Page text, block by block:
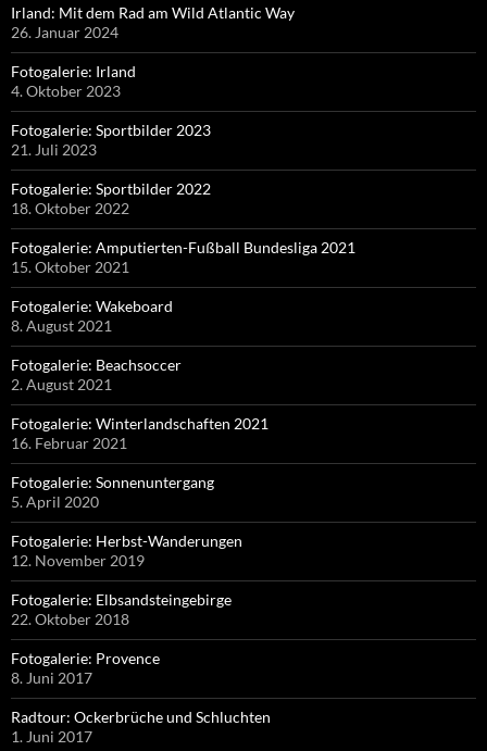
Irland: Mit dem Rad am Wild Atlantic Way
26. Januar 2024
Fotogalerie: Irland
4. Oktober 2023
Fotogalerie: Sportbilder 2023
21. Juli 2023
Fotogalerie: Sportbilder 2022
18. Oktober 2022
Fotogalerie: Amputierten-Fußball Bundesliga 2021
15. Oktober 2021
Fotogalerie: Wakeboard
8. August 2021
Fotogalerie: Beachsoccer
2. August 2021
Fotogalerie: Winterlandschaften 2021
16. Februar 2021
Fotogalerie: Sonnenuntergang
5. April 2020
Fotogalerie: Herbst-Wanderungen
12. November 2019
Fotogalerie: Elbsandsteingebirge
22. Oktober 2018
Fotogalerie: Provence
8. Juni 2017
Radtour: Ockerbrüche und Schluchten
1. Juni 2017